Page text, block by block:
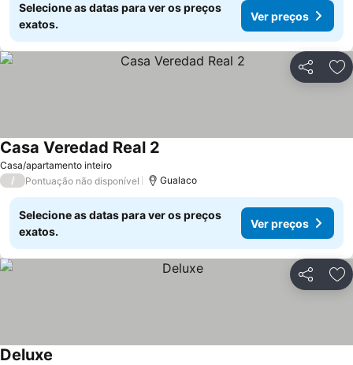
Selecione as datas para ver os preços
exatos.
Ver preços
Partilhar
Casa/apartamento inteiro
Casa Veredad Real 2
/ Pontuação não disponível Gualaco
Selecione as datas para ver os preços
exatos.
Ver preços
Partilhar
Deluxe